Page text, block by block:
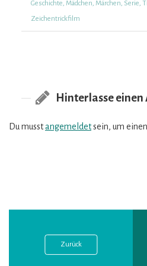
Geschichte, Mädchen, Märchen, Serie,
Zeichentrickfilm
Hinterlasse
Du musstangemeldetsein, um
Zurück